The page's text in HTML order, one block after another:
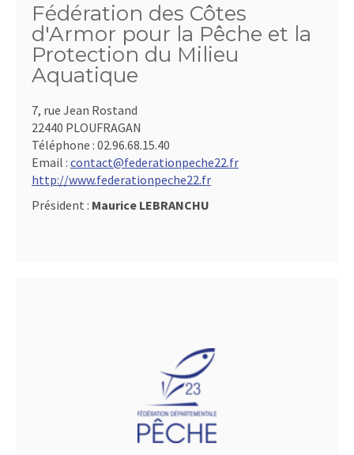
Fédération des Côtes
d'Armor pour la Pêche et la
Protection du Milieu
Aquatique
7, rue Jean Rostand
22440 PLOUFRAGAN
Téléphone : 02.96.68.15.40
Email : contact@federationpeche22.fr
http://www.federationpeche22.fr
Président : Maurice LEBRANCHU